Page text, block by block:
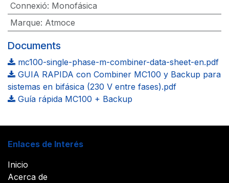
Connexió: Monofásica
Marque: Atmoce
Documents
mc100-single-phase-m-combiner-data-sheet-en.pdf
GUIA RAPIDA con Combiner MC100 y Backup para
sistemas en bifásica (230 V entre fases).pdf
Guía rápida MC100 + Backup
Enlaces de Interés
Inicio
Acerca de